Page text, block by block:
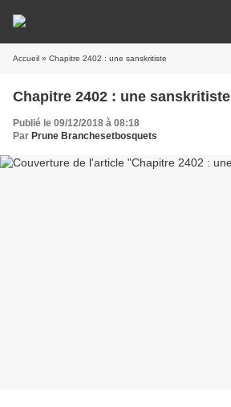
Accueil » Chapitre 2402 : une sanskritiste
Chapitre 2402 : une sanskritiste
Publié le 09/12/2018 à 08:18
Par Prune Branchesetbosquets